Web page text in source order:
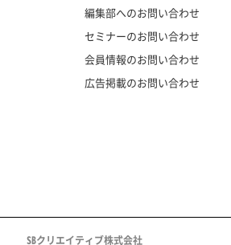
編集部へのお問い合わせ
セミナーのお問い合わせ
会員情報のお問い合わせ
広告掲載のお問い合わせ
SBクリエイティブ株式会社